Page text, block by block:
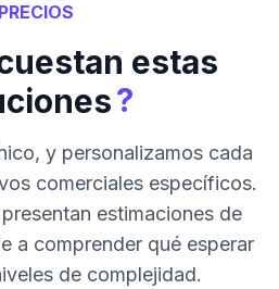
PRECIOS
estas
?
y personalizamos cada
comerciales específicos.
estimaciones de
a comprender qué esperar
de complejidad.